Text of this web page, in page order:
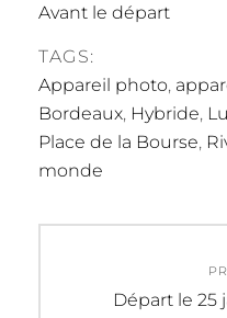
Avant le départ
TAGS:
Appareil photo,
Bordeaux, Hybride,
Place de la Bourse,
monde
Previous
Départ le 25